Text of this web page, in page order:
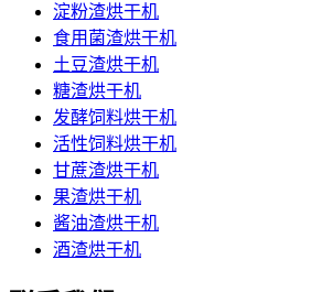
淀粉渣烘干机
食用菌渣烘干机
土豆渣烘干机
糖渣烘干机
发酵饲料烘干机
活性饲料烘干机
甘蔗渣烘干机
果渣烘干机
酱油渣烘干机
酒渣烘干机